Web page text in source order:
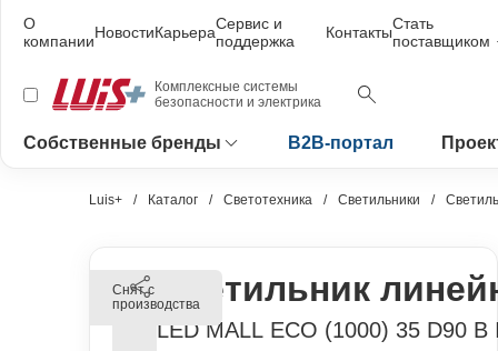
О
компанииНовостиКарьераСервис и
поддержка
КонтактыСтать
поставщиком
Комплексные системы
безопасности и электрика
Собственные бренды B2B-портал
Luis+ Каталог Светотехника Светильники
Снят с
производстваСветильник
LED MALL ECO (1000) 35 D90